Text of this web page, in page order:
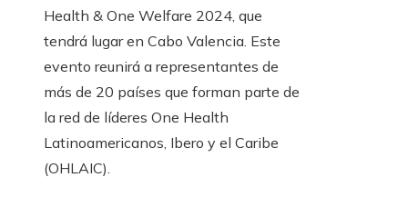
Health & One Welfare 2024, que
tendrá lugar en Cabo Valencia. Este
evento reunirá a representantes de
más de 20 países que forman parte de
la red de líderes One Health
Latinoamericanos, Ibero y el Caribe
(OHLAIC).